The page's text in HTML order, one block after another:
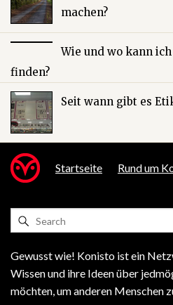
machen?
Wie und wo kann
finden?
Seit wann gibt es
Startseite Rund um
Gewusst wie! Konisto ist ein
Wissen und ihre Ideen über
möchten, um anderen Menschen